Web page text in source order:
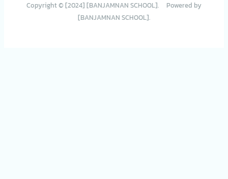
Copyright © [2024] [BANJAMNAN SCHOOL]. Powered by
[BANJAMNAN SCHOOL].